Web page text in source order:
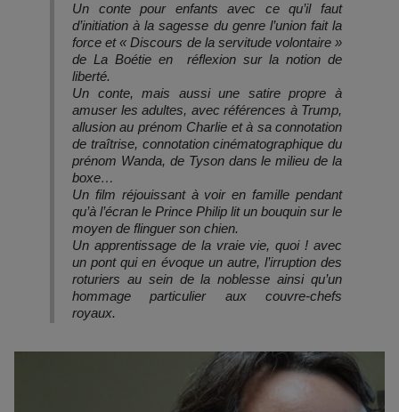
Un conte pour enfants avec ce qu’il faut
d’initiation à la sagesse du genre l’union fait la
force et « Discours de la servitude volontaire »
de La Boétie en réflexion sur la notion de
liberté.
Un conte, mais aussi une satire propre à
amuser les adultes, avec références à Trump,
allusion au prénom Charlie et à sa connotation
de traîtrise, connotation cinématographique du
prénom Wanda, de Tyson dans le milieu de la
boxe…
Un film réjouissant à voir en famille pendant
qu’à l’écran le Prince Philip lit un bouquin sur le
moyen de flinguer son chien.
Un apprentissage de la vraie vie, quoi ! avec
un pont qui en évoque un autre, l’irruption des
roturiers au sein de la noblesse ainsi qu’un
hommage particulier aux couvre-chefs
royaux.